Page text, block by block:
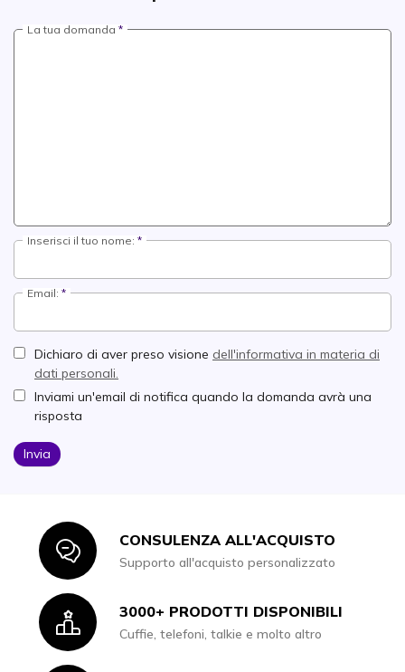
La tua domanda
Inserisci il tuo nome:
Email:
Dichiaro di aver preso visione dell'informativa in materia di
dati personali.
Inviami un'email di notifica quando la domanda avrà una
risposta
Invia
IconCONSULENZA ALL'ACQUISTO
Supporto all'acquisto personalizzato
Icon3000+ PRODOTTI DISPONIBILI
Cuffie, telefoni, talkie e molto altro